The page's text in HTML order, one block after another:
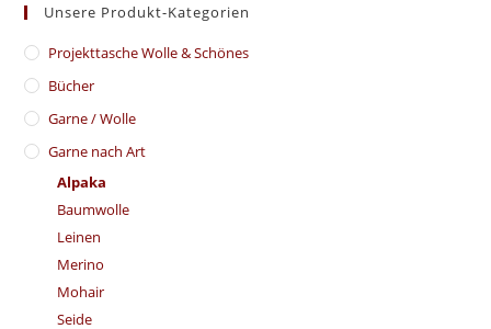
Unsere Produkt-Kategorien
​Projekttasche Wolle & Schönes
Bücher
Garne / Wolle
Garne nach Art
Alpaka
Baumwolle
Leinen
Merino
Mohair
Seide